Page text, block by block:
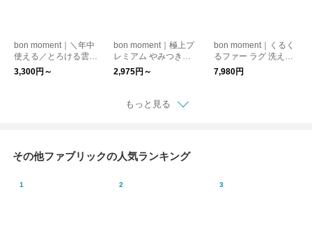
bon moment｜＼年中
使える／とろける雲ケ
ット / 掛け布団 肌掛け
ブランケット 夏 寝
3,300円～
bon moment｜極上プ
レミアム やみつき毛
布
2,975円～
bon moment｜くるく
るファー ラグ 洗える
190×190cm ／ 絨毯
ラグマット
7,980円
もっと見る
その他ファブリックの人気ランキング